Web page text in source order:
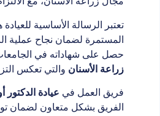
تعتبر الرسالة الأساسية
المستمرة لضمان نجاح عملية
حصل على شهاداته في
زراعة الأسنان والتي تعكس
فريق العمل في عيادة الدكتور
الفريق بشكل متعاون لضمان